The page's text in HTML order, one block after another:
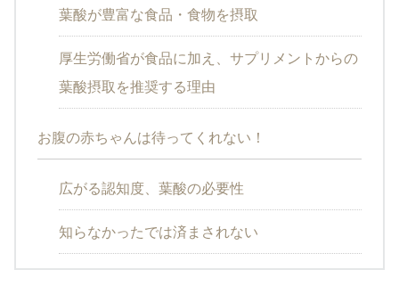
葉酸が豊富な食品・食物を摂取
厚生労働省が食品に加え、サプリメントからの
葉酸摂取を推奨する理由
お腹の赤ちゃんは待ってくれない！
広がる認知度、葉酸の必要性
知らなかったでは済まされない